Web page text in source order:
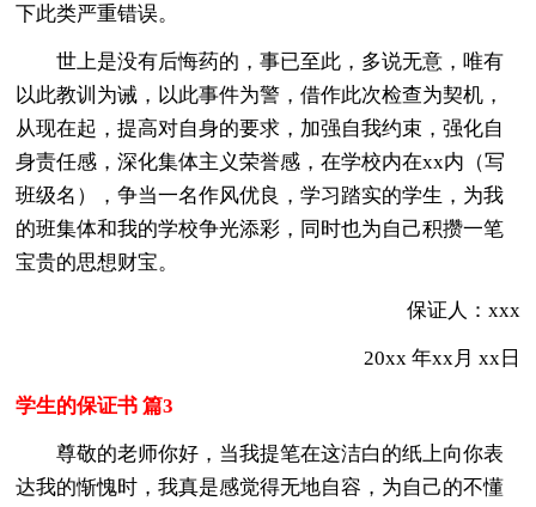
下此类严重错误。
世上是没有后悔药的，事已至此，多说无意，唯有
以此教训为诫，以此事件为警，借作此次检查为契机，
从现在起，提高对自身的要求，加强自我约束，强化自
身责任感，深化集体主义荣誉感，在学校内在xx内（写
班级名），争当一名作风优良，学习踏实的学生，为我
的班集体和我的学校争光添彩，同时也为自己积攒一笔
宝贵的思想财宝。
保证人：xxx
20xx 年xx月 xx日
学生的保证书 篇3
尊敬的老师你好，当我提笔在这洁白的纸上向你表
达我的惭愧时，我真是感觉得无地自容，为自己的不懂